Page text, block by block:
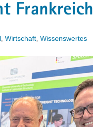
Frankreich
Wirtschaft Wissenswertes